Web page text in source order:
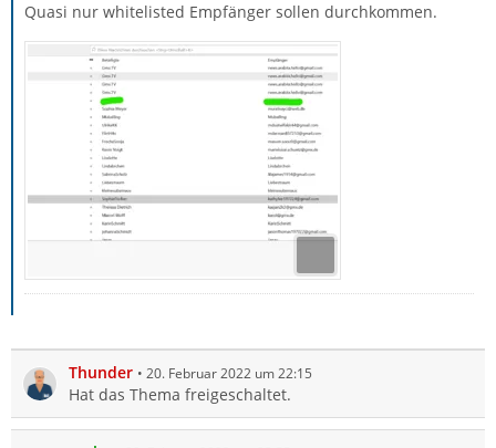
Quasi nur whitelisted Empfänger sollen durchkommen.
Thunder 20. Februar 2022 um 22:15
Hat das Thema freigeschaltet.